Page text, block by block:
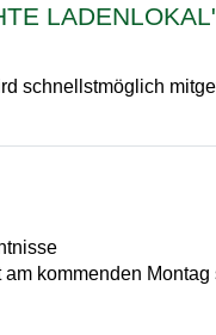
schnellstmöglich
kommenden Montag